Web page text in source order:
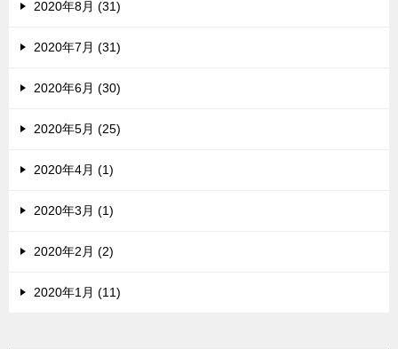
2020年8月 (31)
2020年7月 (31)
2020年6月 (30)
2020年5月 (25)
2020年4月 (1)
2020年3月 (1)
2020年2月 (2)
2020年1月 (11)